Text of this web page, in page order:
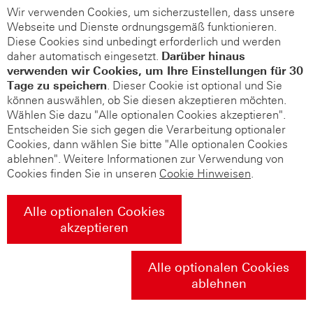
Wir verwenden Cookies, um sicherzustellen, dass unsere
Webseite und Dienste ordnungsgemäß funktionieren.
Diese Cookies sind unbedingt erforderlich und werden
daher automatisch eingesetzt. Darüber hinaus
verwenden wir Cookies, um Ihre Einstellungen für 30
Tage zu speichern. Dieser Cookie ist optional und Sie
können auswählen, ob Sie diesen akzeptieren möchten.
Wählen Sie dazu "Alle optionalen Cookies akzeptieren".
Entscheiden Sie sich gegen die Verarbeitung optionaler
Cookies, dann wählen Sie bitte "Alle optionalen Cookies
ablehnen". Weitere Informationen zur Verwendung von
Cookies finden Sie in unseren Cookie Hinweisen.
Alle optionalen Cookies
akzeptieren
Alle optionalen Cookies
ablehnen